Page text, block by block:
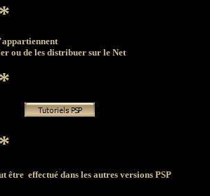
ou de les distribuer sur le Net
être effectué dans les autres versions PSP